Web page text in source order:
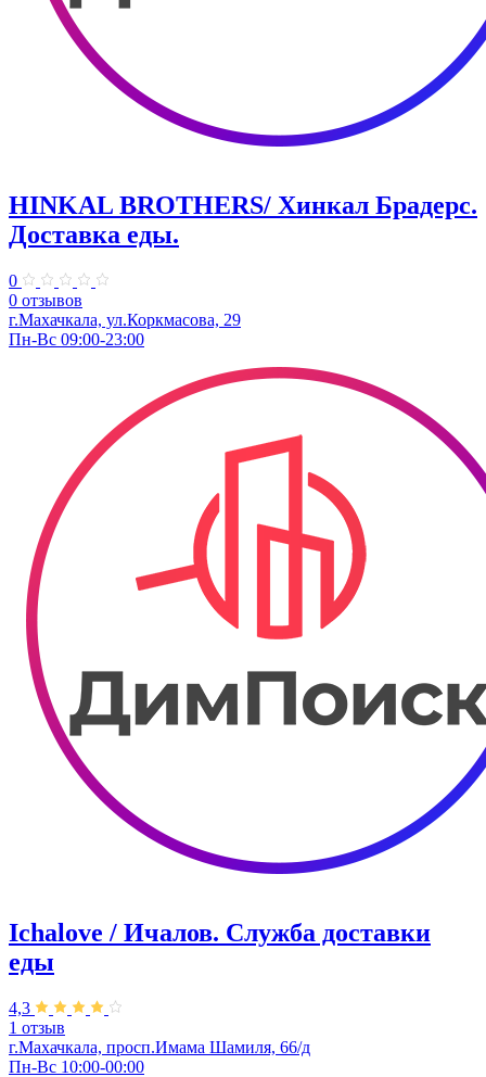
HINKAL BROTHERS/ Хинкал Брадерс.
Доставка еды.
0
0 отзывов
г.Махачкала, ул.Коркмасова, 29
Пн-Вс 09:00-23:00
Ichalove / Ичалов. Служба доставки
еды
4,3
1 отзыв
г.Махачкала, ​просп.Имама Шамиля, 66/д
Пн-Вс 10:00-00:00